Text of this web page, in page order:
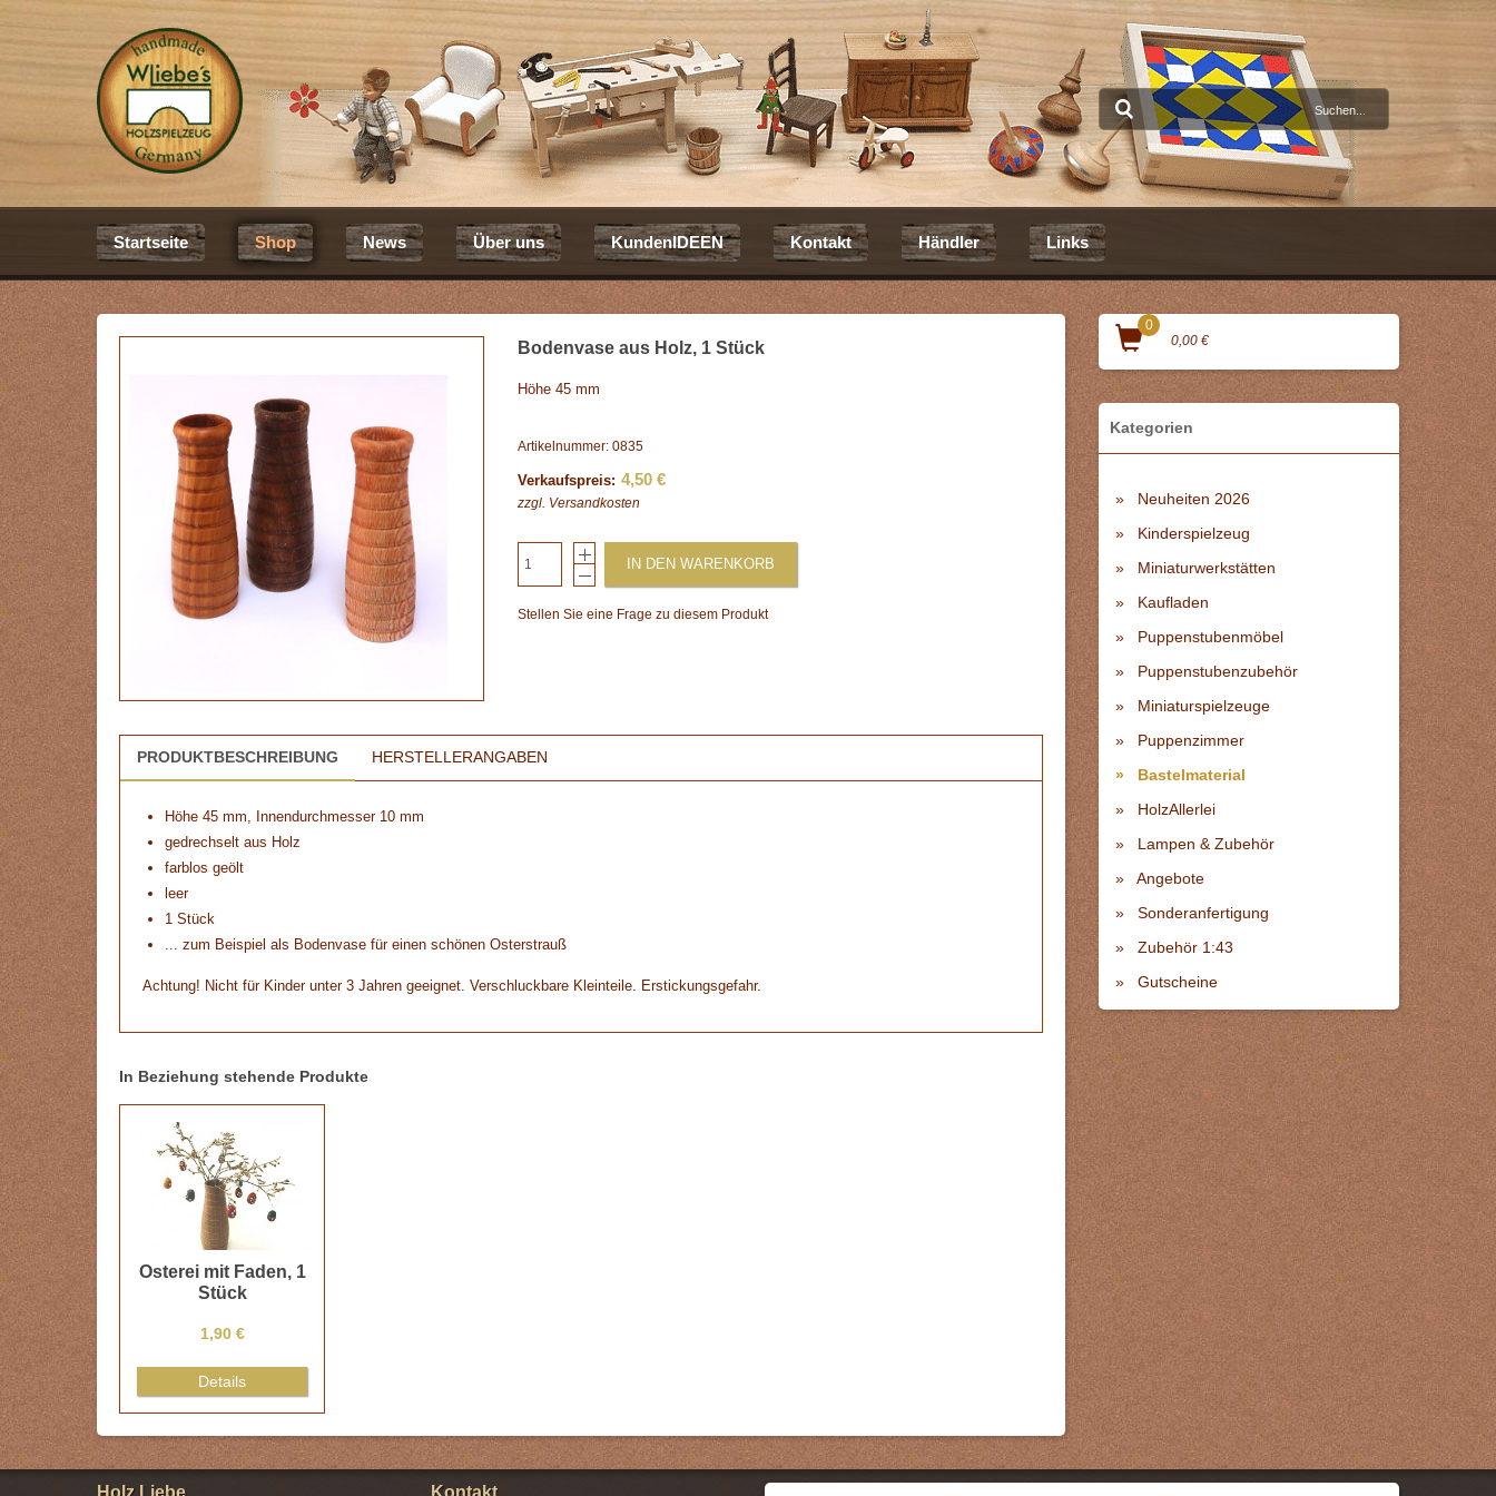
Startseite Shop News Über uns KundenIDEEN Kontakt Händler Links
Bodenvase aus Holz, 1 Stück
Höhe 45 mm
Artikelnummer: 0835
Verkaufspreis: 4,50 €
zzgl. Versandkosten
IN DEN WARENKORB
Stellen Sie eine Frage zu diesem Produkt
PRODUKTBESCHREIBUNG HERSTELLERANGABEN
Höhe 45 mm, Innendurchmesser 10 mm
gedrechselt aus Holz
farblos geölt
leer
1 Stück
... zum Beispiel als Bodenvase für einen schönen Osterstrauß
Achtung! Nicht für Kinder unter 3 Jahren geeignet. Verschluckbare Kleinteile. Erstickungsgefahr.
In Beziehung stehende Produkte
Osterei mit Faden, 1
Stück
1,90 €
Details
0
0,00 €
Kategorien
Neuheiten 2026
Kinderspielzeug
Miniaturwerkstätten
Kaufladen
Puppenstubenmöbel
Puppenstubenzubehör
Miniaturspielzeuge
Puppenzimmer
Bastelmaterial
HolzAllerlei
Lampen & Zubehör
Angebote
Sonderanfertigung
Zubehör 1:43
Gutscheine
Holz Liebe Kontakt